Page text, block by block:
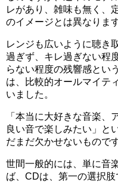
レがあり、雑味も無く、
のイメージとは異なります
レンジも広いように聴き
過ぎず、キレ過ぎない程
らない程度の残響感とい
は、比較的オールマイテ
いました。
「本当に大好きな音楽、
良い音で楽しみたい」と
だまだ欠かせないもので
世間一般的には、単に音
ば、CDは、第一の選択肢